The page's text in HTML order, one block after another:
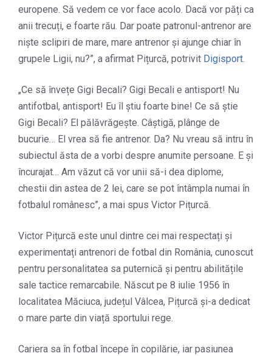
europene. Să vedem ce vor face acolo. Dacă vor păți ca
anii trecuți, e foarte rău. Dar poate patronul-antrenor are
niște sclipiri de mare, mare antrenor și ajunge chiar în
grupele Ligii, nu?”, a afirmat Pițurcă, potrivit Digisport.
„Ce să învețe Gigi Becali? Gigi Becali e antisport! Nu
antifotbal, antisport! Eu îl știu foarte bine! Ce să știe
Gigi Becali? El pălăvrăgește. Câștigă, plânge de
bucurie… El vrea să fie antrenor. Da? Nu vreau să intru în
subiectul ăsta de a vorbi despre anumite persoane. E și
încurajat… Am văzut că vor unii să-i dea diplome,
chestii din astea de 2 lei, care se pot întâmpla numai în
fotbalul românesc”, a mai spus Victor Pițurcă.
Victor Pițurcă este unul dintre cei mai respectați și
experimentați antrenori de fotbal din România, cunoscut
pentru personalitatea sa puternică și pentru abilitățile
sale tactice remarcabile. Născut pe 8 iulie 1956 în
localitatea Măciuca, județul Vâlcea, Pițurcă și-a dedicat
o mare parte din viață sportului rege.
Cariera sa în fotbal începe în copilărie, iar pasiunea